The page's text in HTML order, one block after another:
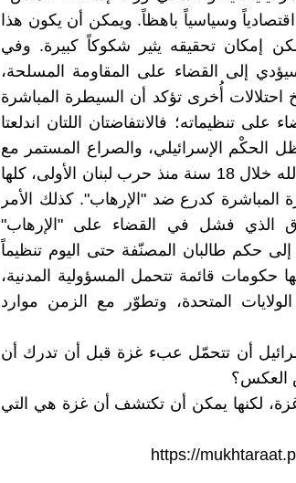
وسياسياً باهظاً. ويمكن أن يكون هذا
إمكان تحقيقه يثير شكوكاً كبيرة. وفي
إلى القضاء على المقاومة المسلحة،
احتلالات أُخرى تؤكد أن السيطرة المباشرة
تنظيماته؛ فالانتفاضتان اللتان اندلعتا
الحكْم الإسرائيلي، والصراع المستمر مع
"الإرهاب" قبلهما وبعدهما، ونمو حزب الله خلال 18 سنة منذ حرب لبنان الأولى، كلها
المباشرة كدرع ضد "الإرهاب". كذلك الأمر
الذي فشل في القضاء على "الإرهاب"
حكم طالبان المصنّفة حتى اليوم تنظيماً
حكومات قائمة تتحمل المسؤولية المدنية،
المتحدة، وتطوّر مع الزمن موارد
أن تتحمّل عبء غزة قبل أن تدرك أن
العكس؟
لكنها يمكن أن تكتشف أن غزة هي التي
https://